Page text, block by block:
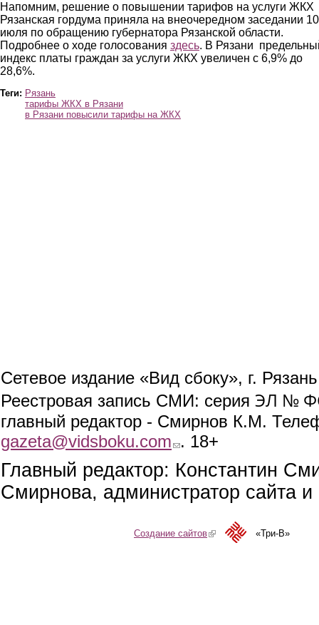
Напомним, решение о повышении тарифов на услуги ЖКХ
Рязанская гордума приняла на внеочередном заседании 10
июля по обращению губернатора Рязанской области.
Подробнее о ходе голосования здесь. В Рязани
индекс платы граждан за услуги ЖКХ увеличен с 6,9% до
28,6%.
Теги: Рязань
тарифы ЖКХ в Рязани
в Рязани повысили тарифы на ЖКХ
Сетевое издание «Вид сбоку», г.
Реестровая запись СМИ: серия ЭЛ №
главный редактор - Смирнов К.М.
gazeta@vidsboku.com (link sends e-mail)
. 18+
Главный редактор: Константин
Смирнова, администратор сайта
Создание сайтов(link is external)«Три-В»